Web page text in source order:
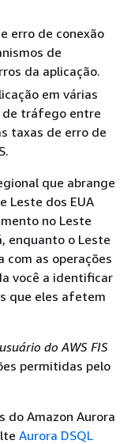
erro de conexão
de
da aplicação.
em várias
de tráfego entre
taxas de erro de
que abrange
Leste dos EUA
no Leste
enquanto o Leste
com as operações
você a identificar
que eles afetem
do AWS FIS
permitidas pelo
do Amazon Aurora
Aurora DSQL